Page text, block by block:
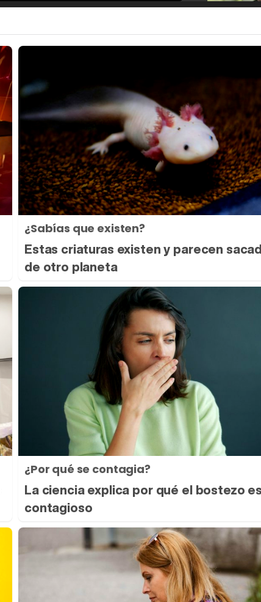
¿Sabías que existen?
Estas criaturas existen y parecen
de otro planeta
¿Por qué se contagia?
La ciencia explica por qué el bostezo
contagioso